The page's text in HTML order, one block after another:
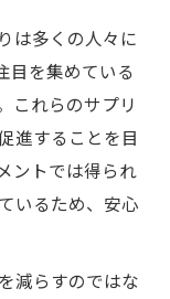
は多くの人々に
目を集めている
これらのサプリ
進することを目
ントでは得られ
いるため、安心
減らすのではな